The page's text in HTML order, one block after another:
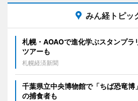
みん経トピッ
札幌・AOAOで進化学ぶスタンプ
ツアーも
札幌経済新聞
千葉県立中央博物館で「ちば恐竜
の捕食者も